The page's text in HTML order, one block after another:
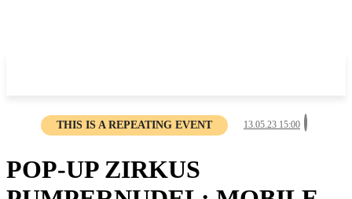
THIS IS A REPEATING EVENT 13.05.23 15:00
POP-UP ZIRKUS